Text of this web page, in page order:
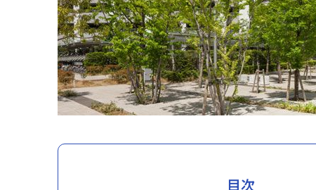
目次